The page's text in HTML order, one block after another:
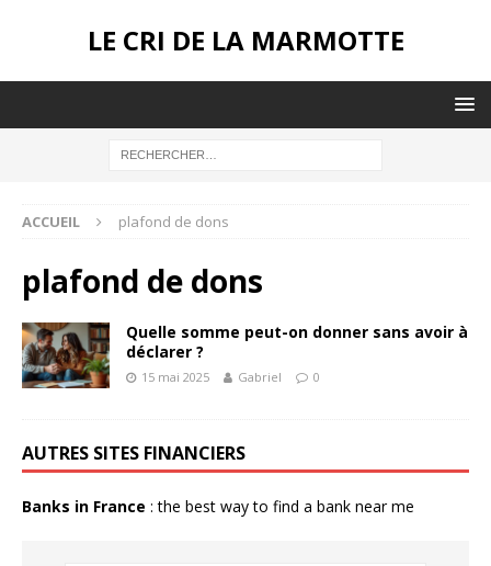
LE CRI DE LA MARMOTTE
ACCUEIL plafond de dons
plafond de dons
Quelle somme peut-on donner sans avoir à
déclarer ?
15 mai 2025 Gabriel 0
AUTRES SITES FINANCIERS
Banks in France : the best way to find a bank near me